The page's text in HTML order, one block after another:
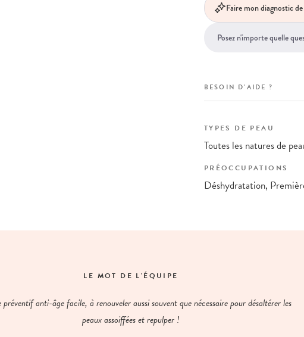
Faire mon diagnostic
BESOIN D'AIDE ?
TYPES DE PEAU
Toutes les natures de
PRÉOCCUPATIONS
Déshydratation,
LE MOT DE L'ÉQUIPE
préventif anti-âge facile, à renouveler aussi souvent que nécessaire pour désaltérer les
peaux assoiffées et repulper !